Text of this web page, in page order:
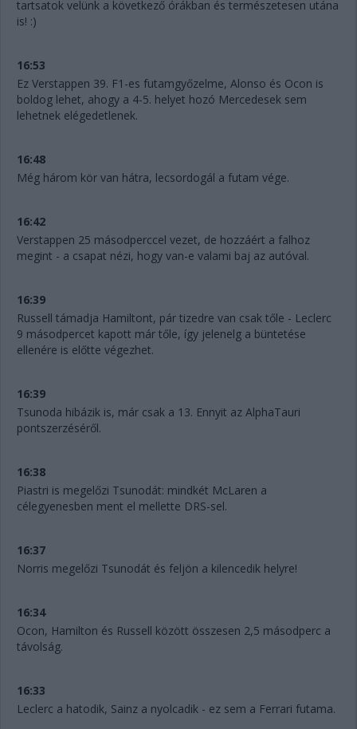
tartsatok velünk a következő órákban és természetesen utána
is! :)
16:53
Ez Verstappen 39. F1-es futamgyőzelme, Alonso és Ocon is
boldog lehet, ahogy a 4-5. helyet hozó Mercedesek sem
lehetnek elégedetlenek.
16:48
Még három kör van hátra, lecsordogál a futam vége.
16:42
Verstappen 25 másodperccel vezet, de hozzáért a falhoz
megint - a csapat nézi, hogy van-e valami baj az autóval.
16:39
Russell támadja Hamiltont, pár tizedre van csak tőle - Leclerc
9 másodpercet kapott már tőle, így jelenelg a büntetése
ellenére is előtte végezhet.
16:39
Tsunoda hibázik is, már csak a 13. Ennyit az AlphaTauri
pontszerzéséről.
16:38
Piastri is megelőzi Tsunodát: mindkét McLaren a
célegyenesben ment el mellette DRS-sel.
16:37
Norris megelőzi Tsunodát és feljön a kilencedik helyre!
16:34
Ocon, Hamilton és Russell között összesen 2,5 másodperc a
távolság.
16:33
Leclerc a hatodik, Sainz a nyolcadik - ez sem a Ferrari futama.